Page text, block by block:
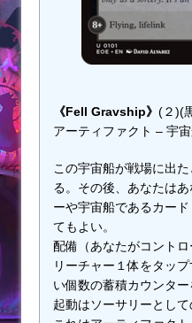
《Fell Gravship》 (２)(
アーティファクト – 宇
この宇宙船が戦場に出
る。その後、あなたは
ーや宇宙船であるカー
てもよい。
配備（あなたがコント
リーチャー１体をタッ
い個数の蓄積カウンター
起動はソーサリーとして